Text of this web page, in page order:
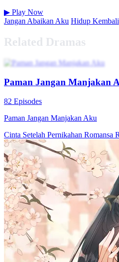
▶ Play Now
Jangan Abaikan Aku Hidup Kembali
Related Dramas